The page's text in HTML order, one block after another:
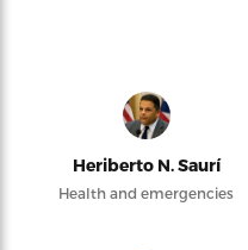
Heriberto N. Saurí
Health and emergencies